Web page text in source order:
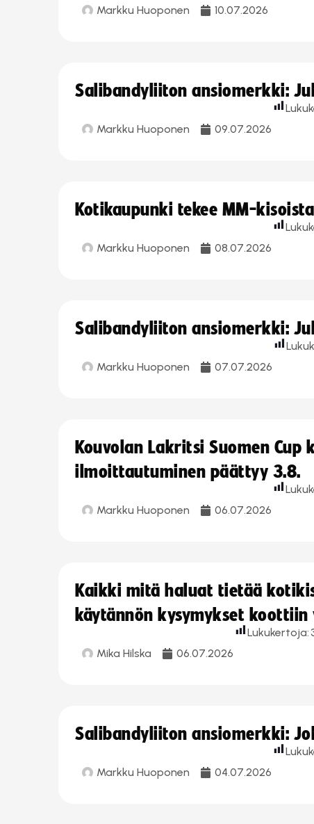
Markku Huoponen 10.07.2026
Salibandyliiton ansiomerkki:
Markku Huoponen 09.07.2026
Kotikaupunki tekee MM-
Markku Huoponen 08.07.2026
Salibandyliiton ansiomerkki:
Markku Huoponen 07.07.2026
Kouvolan Lakritsi Suomen
ilmoittautuminen päättyy 3.8.
Markku Huoponen 06.07.2026
Kaikki mitä haluat tietää
käytännön kysymykset koottiin
Mika Hilska 06.07.2026
Lukukertoja:
Salibandyliiton ansiomerkki:
Markku Huoponen 04.07.2026